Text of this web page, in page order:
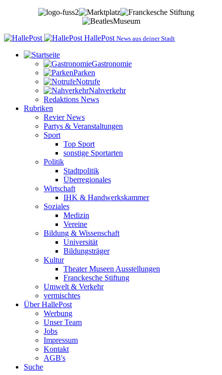
HallePost News aus deiner Stadt
Gastronomie
Parken
Notrufe
Nahverkehr
Redaktions News
Rubriken
Revier News
Partys & Veranstaltungen
Sport
Top Sport
sonstige Sportarten
Politik
Stadtpolitik
Überregionales
Wirtschaft
IHK & Handwerkskammer
Soziales
Medizin
Vereine
Bildung & Wissenschaft
Universität
Bildungsträger
Kultur
Theater Museen Ausstellungen
Franckesche Stiftung
Umwelt & Verkehr
vermischtes
Über HallePost
Werbung
Unser Team
Jobs
Impressum
Kontakt
AGB's
Suche